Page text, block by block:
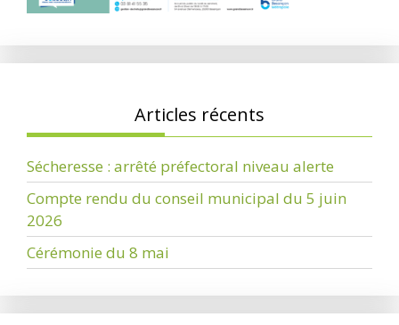
Articles récents
Sécheresse : arrêté préfectoral niveau alerte
Compte rendu du conseil municipal du 5 juin
2026
Cérémonie du 8 mai